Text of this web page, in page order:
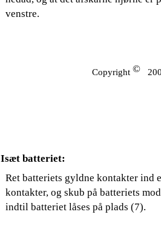
Copyright ©
venstre.
Isæt batteriet:
Ret batteriets gyldne kontakter ind
kontakter, og skub på batteriets
indtil batteriet låses på plads (7).